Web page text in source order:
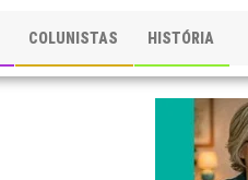
COLUNISTAS HISTÓRIA